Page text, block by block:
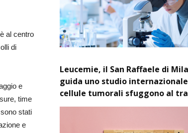
al centro
di
e
time
stati
e
Leucemie, il San Raffaele di
guida uno studio
cellule tumorali sfuggono al